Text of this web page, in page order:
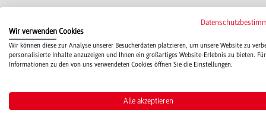
www.metallbau-moeller.de
Wir verwenden Cookies
Wir können diese zur Analyse unserer Besucherdaten platzieren, um unsere Website zu
personalisierte Inhalte anzuzeigen und Ihnen ein großartiges Website-Erlebnis zu bieten.
Informationen zu den von uns verwendeten Cookies öffnen Sie die Einstellungen.
Alle akzeptieren